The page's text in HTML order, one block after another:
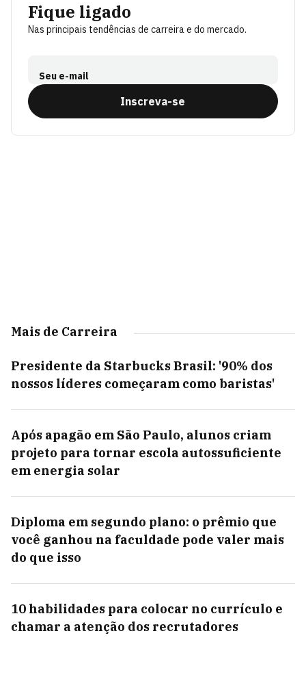
Fique ligado
Nas principais tendências de carreira e do mercado.
Seu e-mail
Inscreva-se
Mais de Carreira
Presidente da Starbucks Brasil: '90% dos
nossos líderes começaram como baristas'
Após apagão em São Paulo, alunos criam
projeto para tornar escola autossuficiente
em energia solar
Diploma em segundo plano: o prêmio que
você ganhou na faculdade pode valer mais
do que isso
10 habilidades para colocar no currículo e
chamar a atenção dos recrutadores